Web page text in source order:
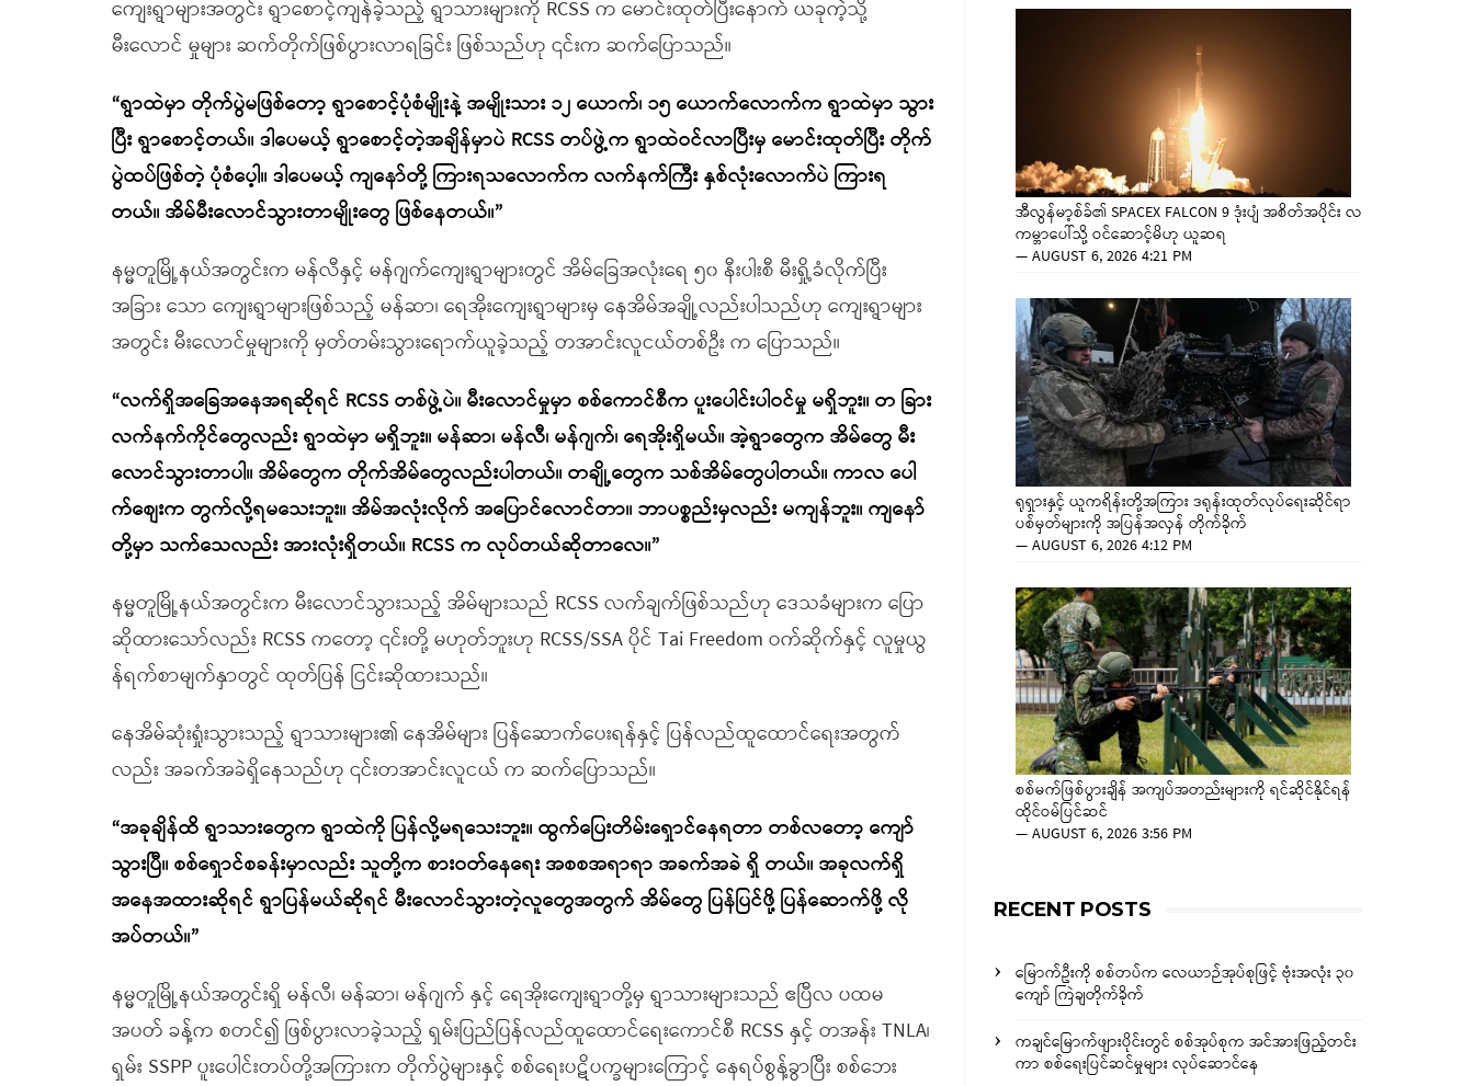
ကျေးရွာများအတွင်း ရွာစောင့်ကျန်ခဲ့သည့် ရွာသားများကို RCSS က မောင်းထုတ်ပြီးနောက် ယခုကဲ့သို့
မီးလောင် မှုများ ဆက်တိုက်ဖြစ်ပွားလာရခြင်း ဖြစ်သည်ဟု ၎င်းက ဆက်ပြောသည်။
“ရွာထဲမှာ တိုက်ပွဲမဖြစ်တော့ ရွာစောင့်ပုံစံမျိုးနဲ့ အမျိုးသား ၁၂ ယောက်၊ ၁၅ ယောက်လောက်က ရွာထဲမှာ သွား
ပြီး ရွာစောင့်တယ်။ ဒါပေမယ့် ရွာစောင့်တဲ့အချိန်မှာပဲ RCSS တပ်ဖွဲ့က ရွာထဲဝင်လာပြီးမှ မောင်းထုတ်ပြီး တိုက်
ပွဲထပ်ဖြစ်တဲ့ ပုံစံပေ့ါ။ ဒါပေမယ့် ကျနော်တို့ ကြားရသလောက်က လက်နက်ကြီး နှစ်လုံးလောက်ပဲ ကြားရ
တယ်။ အိမ်မီးလောင်သွားတာမျိုးတွေ ဖြစ်နေတယ်။”
နမ္မတူမြို့နယ်အတွင်းက မန်လီနှင့် မန်ဂျက်ကျေးရွာများတွင် အိမ်ခြေအလုံးရေ ၅၀ နီးပါးစီ မီးရှို့ခံလိုက်ပြီး
အခြား သော ကျေးရွာများဖြစ်သည့် မန်ဆာ၊ ရေအိုးကျေးရွာများမှ နေအိမ်အချို့လည်းပါသည်ဟု ကျေးရွာများ
အတွင်း မီးလောင်မှုများကို မှတ်တမ်းသွားရောက်ယူခဲ့သည့် တအာင်းလူငယ်တစ်ဦး က ပြောသည်။
“လက်ရှိအခြေအနေအရဆိုရင် RCSS တစ်ဖွဲ့ပဲ။ မီးလောင်မှုမှာ စစ်ကောင်စီက ပူးပေါင်းပါဝင်မှု မရှိဘူး။ တ ခြား
လက်နက်ကိုင်တွေလည်း ရွာထဲမှာ မရှိဘူး။ မန်ဆာ၊ မန်လီ၊ မန်ဂျက်၊ ရေအိုးရှိမယ်။ အဲ့ရွာတွေက အိမ်တွေ မီး
လောင်သွားတာပါ။ အိမ်တွေက တိုက်အိမ်တွေလည်းပါတယ်။ တချို့တွေက သစ်အိမ်တွေပါတယ်။ ကာလ ပေါ
က်စျေးက တွက်လို့ရမသေးဘူး။ အိမ်အလုံးလိုက် အပြောင်လောင်တာ။ ဘာပစ္စည်းမှလည်း မကျန်ဘူး။ ကျနော်
တို့မှာ သက်သေလည်း အားလုံးရှိတယ်။ RCSS က လုပ်တယ်ဆိုတာလေ။”
နမ္မတူမြို့နယ်အတွင်းက မီးလောင်သွားသည့် အိမ်များသည် RCSS လက်ချက်ဖြစ်သည်ဟု ဒေသခံများက ပြော
ဆိုထားသော်လည်း RCSS ကတော့ ၎င်းတို့ မဟုတ်ဘူးဟု RCSS/SSA ပိုင် Tai Freedom ဝက်ဆိုက်နှင့် လူမှုယွ
န်ရက်စာမျက်နှာတွင် ထုတ်ပြန် ငြင်းဆိုထားသည်။
နေအိမ်ဆုံးရှုံးသွားသည့် ရွာသားများ၏ နေအိမ်များ ပြန်ဆောက်ပေးရန်နှင့် ပြန်လည်ထူထောင်ရေးအတွက်
လည်း အခက်အခဲရှိနေသည်ဟု ၎င်းတအာင်းလူငယ် က ဆက်ပြောသည်။
“အခုချိန်ထိ ရွာသားတွေက ရွာထဲကို ပြန်လို့မရသေးဘူး။ ထွက်ပြေးတိမ်းရှောင်နေရတာ တစ်လတော့ ကျော်
သွားပြီ။ စစ်ရှောင်စခန်းမှာလည်း သူတို့က စားဝတ်နေရေး အစစအရာရာ အခက်အခဲ ရှိ တယ်။ အခုလက်ရှိ
အနေအထားဆိုရင် ရွာပြန်မယ်ဆိုရင် မီးလောင်သွားတဲ့လူတွေအတွက် အိမ်တွေ ပြန်ပြင်ဖို့ ပြန်ဆောက်ဖို့ လို
အပ်တယ်။”
နမ္မတူမြို့နယ်အတွင်းရှိ မန်လီ၊ မန်ဆာ၊ မန်ဂျက် နှင့် ရေအိုးကျေးရွာတို့မှ ရွာသားများသည် ဧပြီလ ပထမ
အပတ် ခန့်က စတင်၍ ဖြစ်ပွားလာခဲ့သည့် ရှမ်းပြည်ပြန်လည်ထူထောင်ရေးကောင်စီ RCSS နှင့် တအန်း TNLA၊
ရှမ်း SSPP ပူးပေါင်းတပ်တို့အကြားက တိုက်ပွဲများနှင့် စစ်ရေးပဋိပက္ခများကြောင့် နေရပ်စွန့်ခွာပြီး စစ်ဘေး
အီလွန်မာ့စ်ခ်၏ SPACEX FALCON 9 ဒုံးပျံ အစိတ်အပိုင်း လ
ကမ္ဘာပေါ်သို့ ဝင်ဆောင့်မိဟု ယူဆရ
—AUGUST 6, 2026 4:21 PM
ရုရှားနှင့် ယူကရိန်းတို့အကြား ဒရုန်းထုတ်လုပ်ရေးဆိုင်ရာ
ပစ်မှတ်များကို အပြန်အလှန် တိုက်ခိုက်
—AUGUST 6, 2026 4:12 PM
စစ်မက်ဖြစ်ပွားချိန် အကျပ်အတည်းများကို ရင်ဆိုင်နိုင်ရန်
ထိုင်ဝမ်ပြင်ဆင်
—AUGUST 6, 2026 3:56 PM
RECENT POSTS
မြောက်ဦးကို စစ်တပ်က လေယာဉ်အုပ်စုဖြင့် ဗုံးအလုံး ၃၀
ကျော် ကြဲချတိုက်ခိုက်
ကချင်မြောက်ဖျားပိုင်းတွင် စစ်အုပ်စုက အင်အားဖြည့်တင်း
ကာ စစ်ရေးပြင်ဆင်မှုများ လုပ်ဆောင်နေ